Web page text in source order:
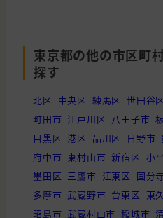
東京都
東京都
港区
雨漏
千葉県
市川市
外壁
東京都の他の市区町
探す
北区 中央区 練馬区 世田谷区
町田市 江戸川区 八王子市
目黒区 港区 品川区 日野市
府中市 東村山市 新宿区 小
墨田区 三鷹市 江東区 国分
多摩市 武蔵野市 台東区 東
昭島市 武蔵村山市 稲城市